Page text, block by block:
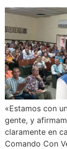
«Estamos con
gente, y
claramente en
Comando Con